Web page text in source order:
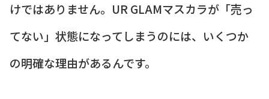
けではありません。UR GLAMマスカラが「売っ
てない」状態になってしまうのには、いくつか
の明確な理由があるんです。